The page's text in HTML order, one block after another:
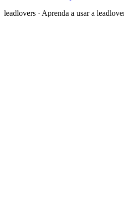
leadlovers · Aprenda a usar a